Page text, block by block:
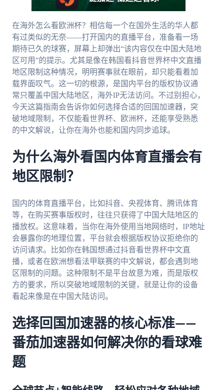
在海外怎么看欧洲杯？相信每一个在国外生活的华人都
有过类似的无奈——打开国内的直播平台，准备看一场
期待已久的球赛，屏幕上却弹出“该内容仅在中国大陆地
区可用”的提示。尤其是像在韩国看抖音世界杯中文直播
地区限制这种情况，明明赛事就在眼前，却只能看着加
载界面叹气。这一切的根源，是国内平台的版权协议通
常只覆盖中国大陆地区，海外IP无法访问。不过别担心，
今天这篇指南会告诉你如何选择合适的回国加速器，突
破地域限制，不仅能看世界杯、欧洲杯，还能享受熟悉
的中文解说，让你在海外也能和国内同步追球。
为什么海外看国内体育直播会有
地区限制？
国内的体育直播平台，比如抖音、央视体育、腾讯体育
等，在购买赛事版权时，往往只获得了中国大陆地区的
播放权。这意味着，当你在海外使用当地网络时，IP地址
会暴露你的地理位置，平台就会根据版权协议拒绝你的
访问请求。比如你在韩国想通过抖音看世界杯中文直
播，或者在欧洲想看法甲联赛的中文解说，都会遇到地
区限制的问题。这种限制不是平台故意为难，而是版权
方的要求，所以突破地域限制的关键，就是让你的设备
看起来像是在中国大陆访问。
选择回国加速器的核心标准——
番茄加速器如何解决你的看球难
题